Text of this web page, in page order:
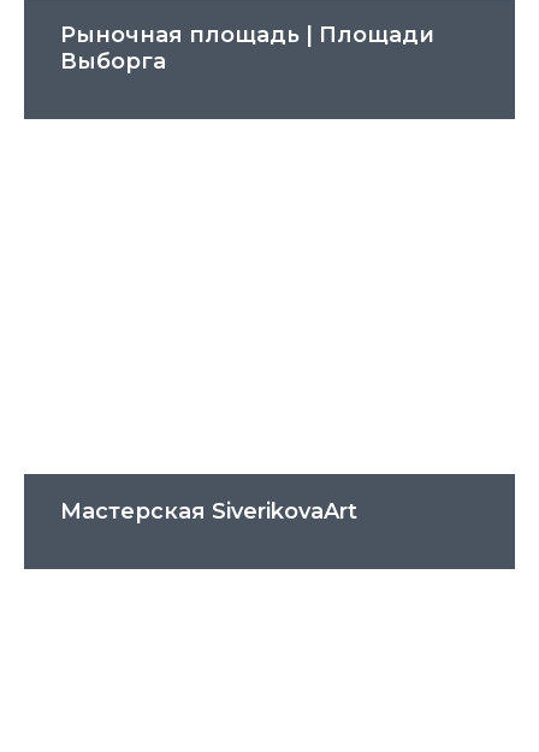
Рыночная площадь | Площади
Выборга
Мастерская SiverikovaArt